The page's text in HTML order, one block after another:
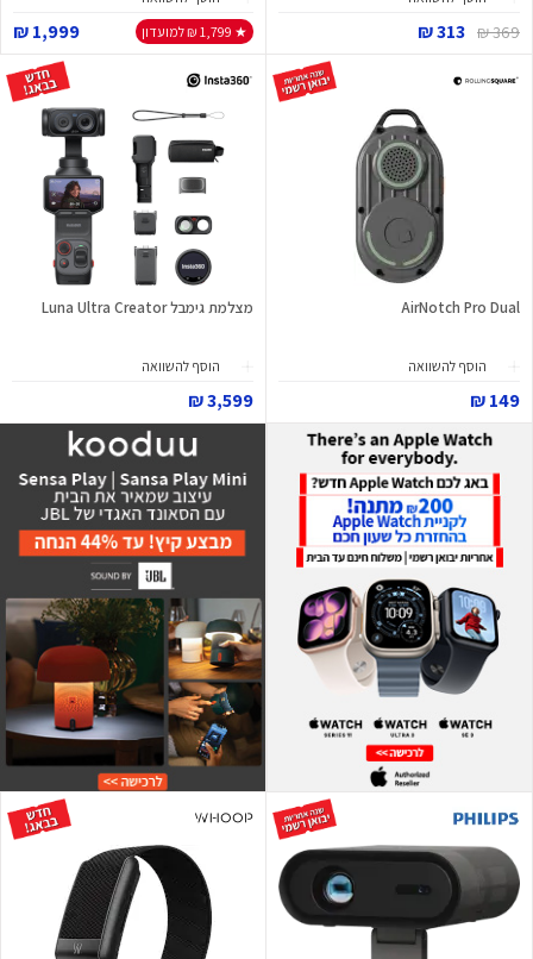
369 ₪
313 ₪
★ 1,799 ₪ למועדון
1,999 ₪
AirNotch Pro Dual
הוסף להשוואה
149 ₪
מצלמת גימבל Luna Ultra Creator
הוסף להשוואה
3,599 ₪